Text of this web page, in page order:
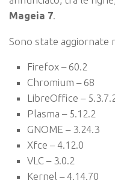
Mageia 7.
Sono state aggiornate
Firefox – 60.2
Chromium – 68
LibreOffice –
Plasma – 5.12.2
GNOME – 3.24.3
Xfce – 4.12.0
VLC – 3.0.2
Kernel – 4.14.70